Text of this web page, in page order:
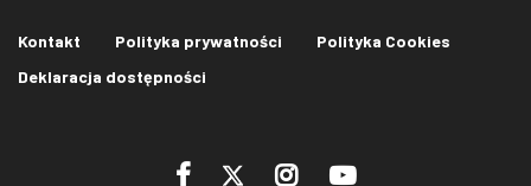
Kontakt Polityka prywatności
Polityka Cookies
Deklaracja dostępności